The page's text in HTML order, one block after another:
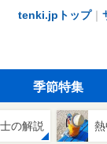
tenki.jpトップ｜
季節特集
の解説